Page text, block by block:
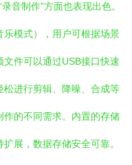
音制作”方面也表现出色。
模式），用户可根据场景
件可以通过USB接口快速
进行剪辑、降噪、合成等
作的不同需求。内置的存储
展，数据存储安全可靠。